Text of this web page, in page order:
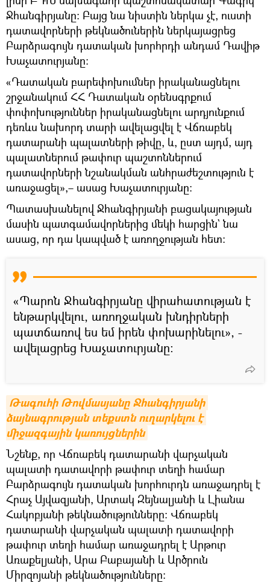
Ջհանգիրյանը։ Բայց նա նիստին ներկա չէ, ուստի
դատավորների թեկնածուներին ներկայացրեց
Բարձրագույն դատական խորհրդի անդամ Դավիթ
Խաչատուրյանը։
«Դատական բարեփոխումներ իրականացնելու
շրջանակում ՀՀ Դատական օրենսգրքում
փոփոխություններ իրականացնելու արդյունքում
դեռևս նախորդ տարի ավելացվել է Վճռաբեկ
դատարանի պալատների թիվը, և, ըստ այդմ, այդ
պալատներում թափուր պաշտոններում
դատավորների նշանակման անհրաժեշտություն է
առաջացել»,– ասաց Խաչատուրյանը։
Պատասխանելով Ջհանգիրյանի բացակայության
մասին պատգամավորներից մեկի հարցին` նա
ասաց, որ դա կապված է առողջության հետ։
«Պարոն Ջհանգիրյանը վիրահատության է
ենթարկվելու, առողջական խնդիրների
պատճառով ես եմ իրեն փոխարինելու», -
ավելացրեց Խաչատուրյանը։
Թագուհի Թովմասյանը Ջհանգիրյանի
ձայնագրության տեքստն ուղարկելու է
միջազգային կառույցներին
Նշենք, որ Վճռաբեկ դատարանի վարչական
պալատի դատավորի թափուր տեղի համար
Բարձրագույն դատական խորհուրդն առաջադրել է
Հրաչ Այվազյանի, Արտակ Զեյնալյանի և Լիանա
Հակոբյանի թեկնածությունները: Վճռաբեկ
դատարանի վարչական պալատի դատավորի
թափուր տեղի համար առաջադրել է Արթուր
Առաքելյանի, Արա Բաբայանի և Արծրուն
Միրզոյանի թեկնածությունները: